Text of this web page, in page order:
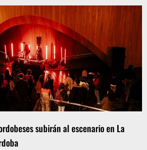
subirán al escenario en La